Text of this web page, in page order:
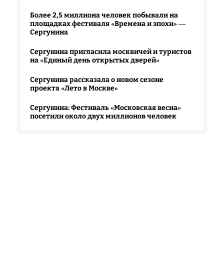
Более 2,5 миллиона человек побывали на
площадках фестиваля «Времена и эпохи» —
Сергунина
Сергунина пригласила москвичей и туристов
на «Единый день открытых дверей»
Сергунина рассказала о новом сезоне
проекта «Лето в Москве»
Сергунина: Фестиваль «Московская весна»
посетили около двух миллионов человек